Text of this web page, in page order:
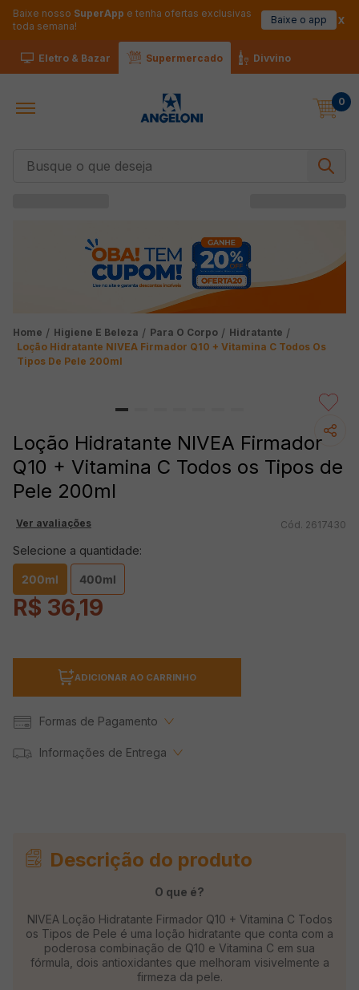
Baixe nosso SuperApp e tenha ofertas exclusivas
toda semana!
Baixe o app
Eletro & Bazar Supermercado Divvino
0
Higiene E Beleza Para O Corpo
Hidratante
Loção Hidratante NIVEA Firmador Q10 + Vitamina C Todos Os
Tipos De Pele 200ml
Loção Hidratante NIVEA Firmador
Q10 + Vitamina C Todos os Tipos de
Pele 200ml
Ver avaliações 2617430
Selecione a quantidade:
200ml 400ml
R$ 36,19
ADICIONAR AO CARRINHO
Formas de Pagamento
Informações de Entrega
Descrição do produto
O que é?
NIVEA Loção Hidratante Firmador Q10 + Vitamina C Todos
os Tipos de Pele é uma loção hidratante que conta com a
poderosa combinação de Q10 e Vitamina C em sua
fórmula, dois antioxidantes que melhoram visivelmente a
firmeza da pele.